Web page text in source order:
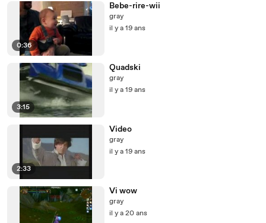
0:36
Bebe-rire-wii
gray
il y a 19 ans
3:15
Quadski
gray
il y a 19 ans
2:33
Video
gray
il y a 19 ans
Vi wow
gray
il y a 20 ans